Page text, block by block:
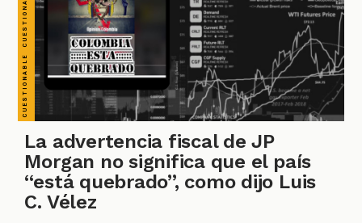
PODCAST
La advertencia fiscal de JP
Morgan no significa que el país
“está quebrado”, como dijo Luis
C. Vélez